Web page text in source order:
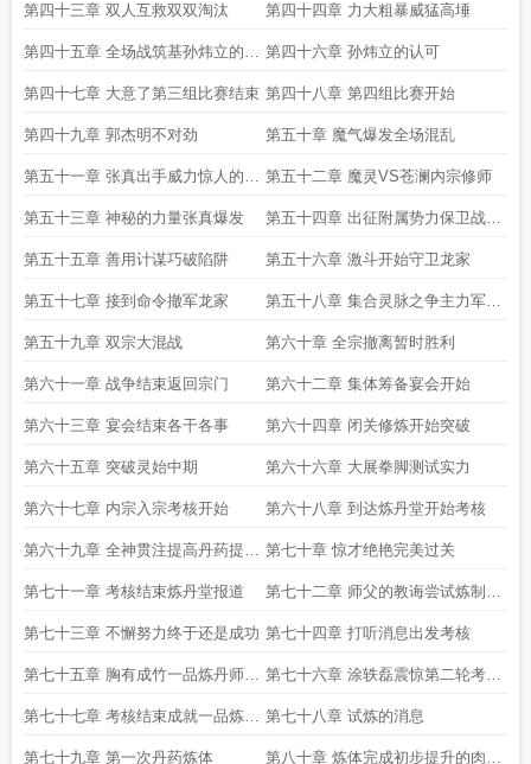
第四十三章 双人互救双双淘汰 第四十四章 力大粗暴威猛高埵
第四十五章 全场战筑基孙炜立的游
戏
第四十六章 孙炜立的认可
第四十七章 大意了第三组比赛结束 第四十八章 第四组比赛开始
第四十九章 郭杰明不对劲 第五十章 魔气爆发全场混乱
第五十一章 张真出手威力惊人的三
灵爆弹
第五十二章 魔灵VS苍澜内宗修师
第五十三章 神秘的力量张真爆发 第五十四章 出征附属势力保卫战开
始
第五十五章 善用计谋巧破陷阱 第五十六章 激斗开始守卫龙家
第五十七章 接到命令撤军龙家 第五十八章 集合灵脉之争主力军大
战
第五十九章 双宗大混战 第六十章 全宗撤离暂时胜利
第六十一章 战争结束返回宗门 第六十二章 集体筹备宴会开始
第六十三章 宴会结束各干各事 第六十四章 闭关修炼开始突破
第六十五章 突破灵始中期 第六十六章 大展拳脚测试实力
第六十七章 内宗入宗考核开始 第六十八章 到达炼丹堂开始考核
第六十九章 全神贯注提高丹药提纯
度
第七十章 惊才绝艳完美过关
第七十一章 考核结束炼丹堂报道 第七十二章 师父的教诲尝试炼制炼
体丹
第七十三章 不懈努力终于还是成功 第七十四章 打听消息出发考核
第七十五章 胸有成竹一品炼丹师考
核
第七十六章 涂轶磊震惊第二轮考核
炼体丹
第七十七章 考核结束成就一品炼丹
师
第七十八章 试炼的消息
第七十九章 第一次丹药炼体 第八十章 炼体完成初步提升的肉体